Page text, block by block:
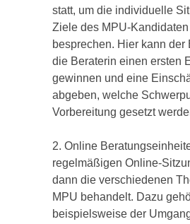
statt, um die individuelle
Ziele des MPU-Kandidaten
besprechen. Hier kann der
die Beraterin einen ersten
gewinnen und eine
abgeben, welche
Vorbereitung gesetzt
2. Online
regelmäßigen Online-
dann die verschiedenen
MPU behandelt. Dazu
beispielsweise der